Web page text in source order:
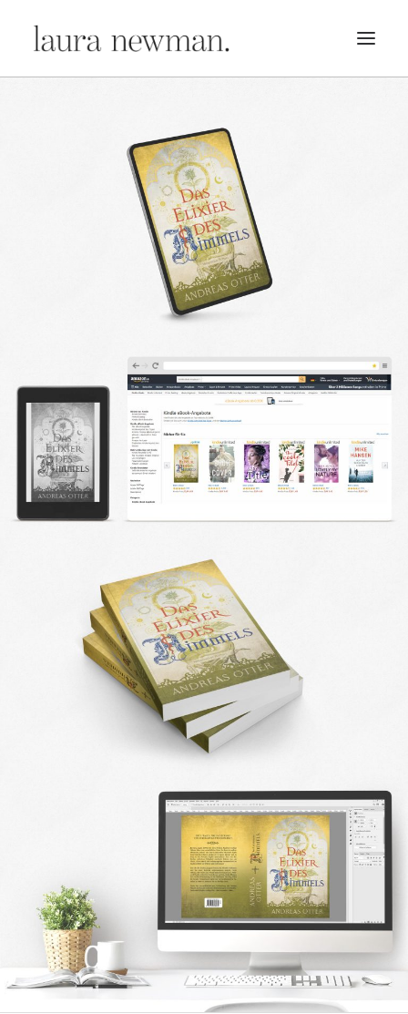
ÜBER MICH
DESIGN FAQ
PRESSEMATERIAL
WALLPAPER